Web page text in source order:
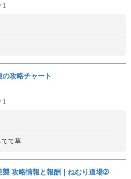
1
攻略チャート
1
てて草
襲 攻略情報と報酬｜ねむり道場➁